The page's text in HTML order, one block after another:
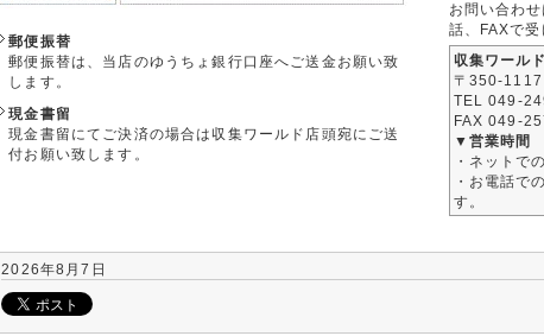
郵便振替
郵便振替は、当店のゆうちょ銀行口座へご送金お願い致
します。
現金書留
現金書留にてご決済の場合は収集ワールド店頭宛にご送
付お願い致します。
お問い合わせ
話、FAXで受
収集ワールド
〒350-1117
TEL 049-
FAX 049-
▼営業時間
・ネットで
・お電話で
す。
2026年8月7日